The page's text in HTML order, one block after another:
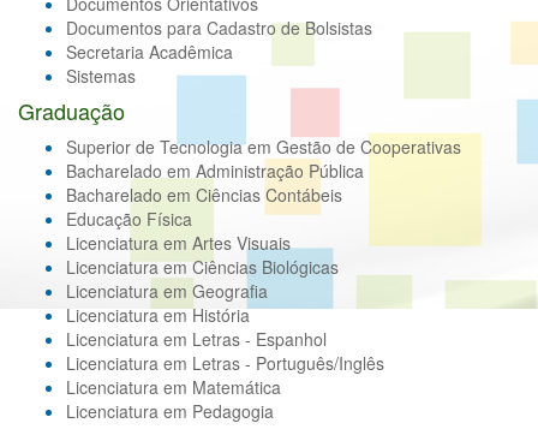
Documentos para Cadastro de Bolsistas
Secretaria Acadêmica
Sistemas
Graduação
Superior de Tecnologia em Gestão de Cooperativas
Bacharelado em Administração Pública
Bacharelado em Ciências Contábeis
Educação Física
Licenciatura em Artes Visuais
Licenciatura em Ciências Biológicas
Licenciatura em Geografia
Licenciatura em História
Licenciatura em Letras - Espanhol
Licenciatura em Letras - Português/Inglês
Licenciatura em Matemática
Licenciatura em Pedagogia